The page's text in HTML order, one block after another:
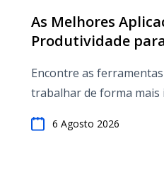
As Melhores
Produtividade
Encontre as
trabalhar de forma mais
6 Agosto 2026